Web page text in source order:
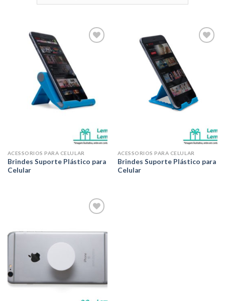
ACESSORIOS PARA CELULAR
Brindes Suporte Plástico para
Celular
ACESSORIOS PARA CELULAR
Brindes Suporte Plástico para
Celular
desejos